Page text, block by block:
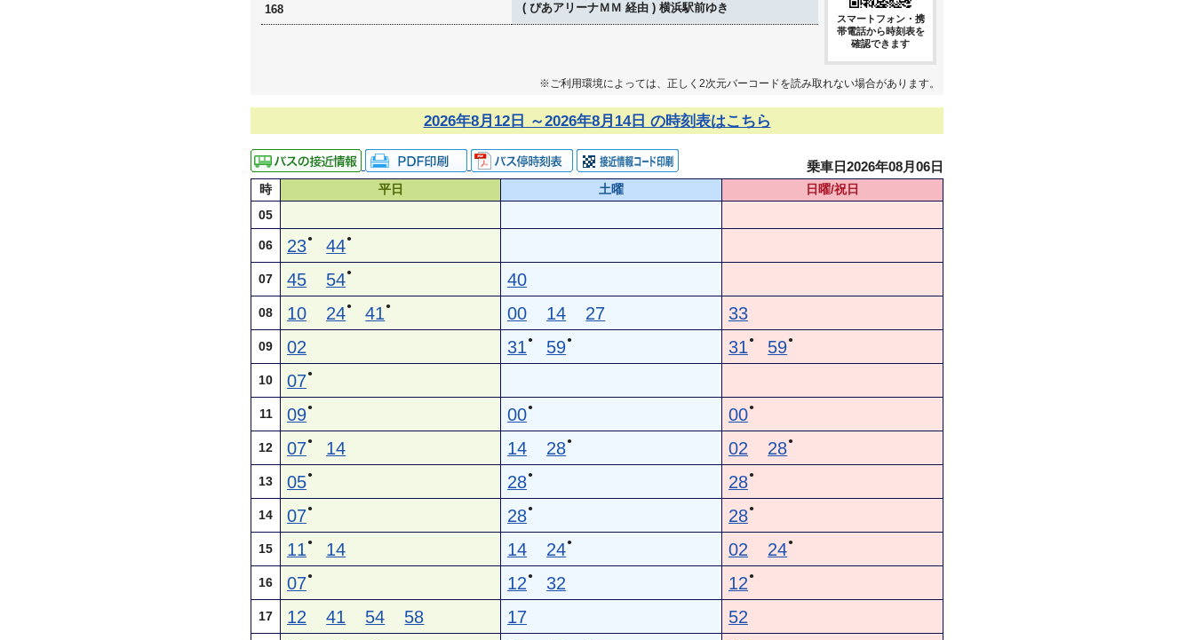
168 ( ぴあアリーナＭＭ 経由 ) 横浜駅前ゆき
スマートフォン・携
帯電話から時刻表を
確認できます
※ご利用環境によっては、正しく2次元バーコードを読み取れない場合があります。
2026年8月12日 ～2026年8月14日 の時刻表はこちら
乗車日2026年08月06日
時 平日 土曜
日曜/祝日
05
06 23● 44●
07 45 54● 40
08 10 24● 41 ● 00 14 27 33
09 02 31 ● 59● 31 ● 59●
10 07●
11 09● 00● 00●
12 07● 14 14 28● 02 28●
13 05● 28● 28●
14 07● 28● 28●
15 11 ● 14 14 24● 02 24●
16 07● 12 ● 32 12 ●
17 12 41 54 58 17 52